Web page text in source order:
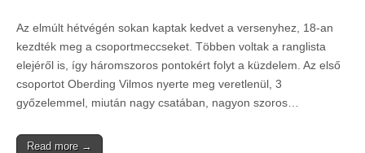
Az elmúlt hétvégén sokan kaptak kedvet a versenyhez, 18-an
kezdték meg a csoportmeccseket. Többen voltak a ranglista
elejéről is, így háromszoros pontokért folyt a küzdelem. Az első
csoportot Oberding Vilmos nyerte meg veretlenül, 3
győzelemmel, miután nagy csatában, nagyon szoros…
Read more →